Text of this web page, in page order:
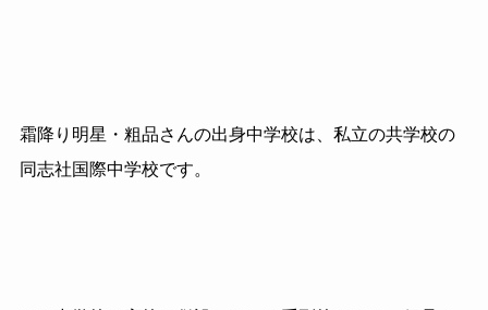
霜降り明星・粗品さんの出身中学校は、私立の共学校の
同志社国際中学校です。